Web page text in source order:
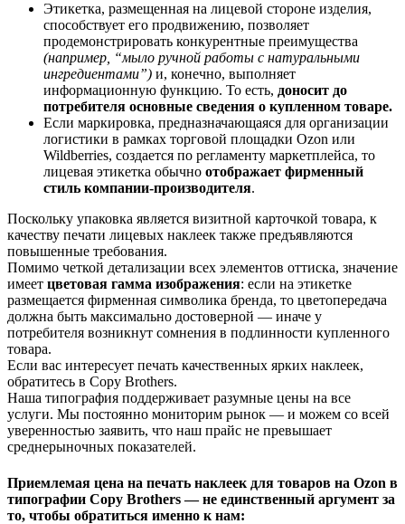
Этикетка, размещенная на лицевой стороне изделия,
способствует его продвижению, позволяет
продемонстрировать конкурентные преимущества
(например, “мыло ручной работы с натуральными
ингредиентами”) и, конечно, выполняет
информационную функцию. То есть, доносит до
потребителя основные сведения о купленном товаре.
Если маркировка, предназначающаяся для организации
логистики в рамках торговой площадки Ozon или
Wildberries, создается по регламенту маркетплейса, то
лицевая этикетка обычно отображает фирменный
стиль компании-производителя.
Поскольку упаковка является визитной карточкой товара, к
качеству печати лицевых наклеек также предъявляются
повышенные требования.
Помимо четкой детализации всех элементов оттиска, значение
имеет цветовая гамма изображения: если на этикетке
размещается фирменная символика бренда, то цветопередача
должна быть максимально достоверной — иначе у
потребителя возникнут сомнения в подлинности купленного
товара.
Если вас интересует печать качественных ярких наклеек,
обратитесь в Copy Brothers.
Наша типография поддерживает разумные цены на все
услуги. Мы постоянно мониторим рынок — и можем со всей
уверенностью заявить, что наш прайс не превышает
среднерыночных показателей.
Приемлемая цена на печать наклеек для товаров на Ozon в
типографии Copy Brothers — не единственный аргумент за
то, чтобы обратиться именно к нам: